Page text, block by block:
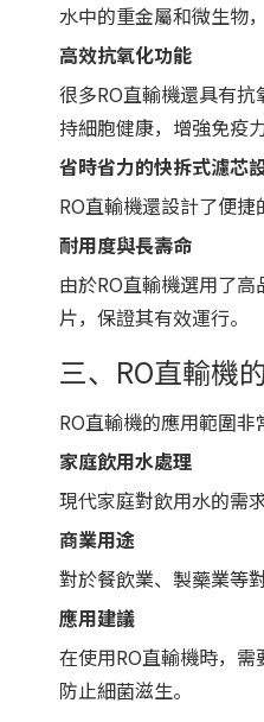
水中的重金屬和微生物
高效抗氧化功能
很多RO直輸機還具有
持細胞健康，增強免疫
省時省力的快拆式濾芯
RO直輸機還設計了便
耐用度與長壽命
由於RO直輸機選用了
片，保證其有效運行。
三、RO直輸機
RO直輸機的應用範圍
家庭飲用水處理
現代家庭對飲用水的需
商業用途
對於餐飲業、製藥業等
應用建議
在使用RO直輸機時，
防止細菌滋生。